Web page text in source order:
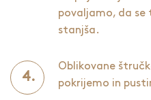
povaljamo, da se
stanjša.
Oblikovane
pokrijemo in